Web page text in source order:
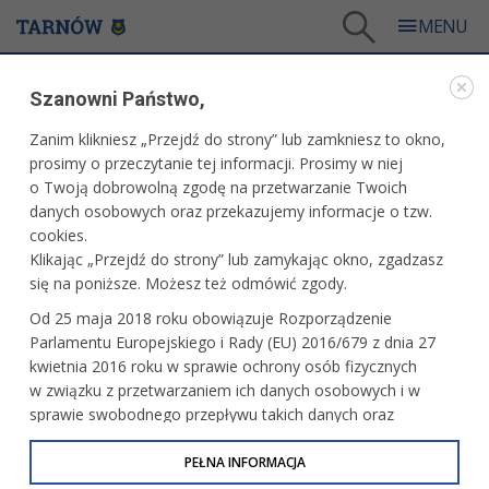
KULTURA
Malowali ziemię tarnowską. Plener
„Otwarte drzwi”
Ciepłe rytmy w piwnicach TCK
Architektura dwudziestolecia
międzywojennego na przykładzie Mościc
Szanowni Państwo,
Zanim klikniesz „Przejdź do strony” lub zamkniesz to okno,
prosimy o przeczytanie tej informacji. Prosimy w niej
o Twoją dobrowolną zgodę na przetwarzanie Twoich
danych osobowych oraz przekazujemy informacje o tzw.
cookies.
Klikając „Przejdź do strony” lub zamykając okno, zgadzasz
się na poniższe. Możesz też odmówić zgody.
Od 25 maja 2018 roku obowiązuje Rozporządzenie
Parlamentu Europejskiego i Rady (EU) 2016/679 z dnia 27
kwietnia 2016 roku w sprawie ochrony osób fizycznych
w związku z przetwarzaniem ich danych osobowych i w
sprawie swobodnego przepływu takich danych oraz
uchylenia dyrektywy 95/46/WE (określane jako RODO, GDPR
lub Ogólne Rozporządzenie o Ochronie Danych
PEŁNA INFORMACJA